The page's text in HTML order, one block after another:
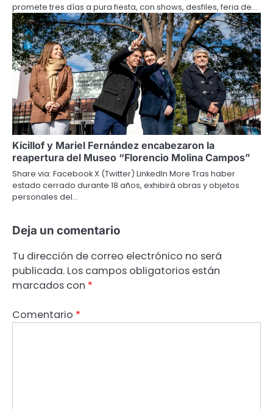
promete tres días a pura fiesta, con shows, desfiles, feria de…
Kicillof y Mariel Fernández encabezaron la
reapertura del Museo “Florencio Molina Campos”
Share via: Facebook X (Twitter) LinkedIn More Tras haber
estado cerrado durante 18 años, exhibirá obras y objetos
personales del…
Deja un comentario
Tu dirección de correo electrónico no será
publicada. Los campos obligatorios están
marcados con *
Comentario *